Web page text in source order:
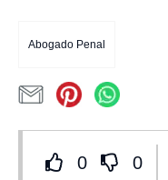
Abogado Penal
0 0